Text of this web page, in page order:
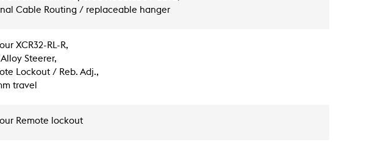
Cable Routing / replaceable hanger
XCR32-RL-R,
Steerer,
Lockout / Reb. Adj.,
travel
Remote lockout